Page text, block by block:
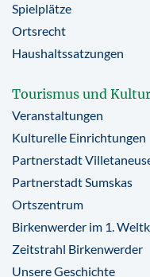
Spielplätze
Ortsrecht
Haushaltssatzungen
Tourismus und Kultur
Veranstaltungen
Kulturelle Einrichtungen
Partnerstadt
Partnerstadt Sumskas
Ortszentrum
Birkenwerder im 1.
Zeitstrahl Birkenwerder
Unsere Geschichte